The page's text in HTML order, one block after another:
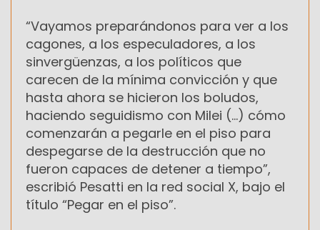
“Vayamos preparándonos para ver a los
cagones, a los especuladores, a los
sinvergüenzas, a los políticos que
carecen de la mínima convicción y que
hasta ahora se hicieron los boludos,
haciendo seguidismo con Milei (…) cómo
comenzarán a pegarle en el piso para
despegarse de la destrucción que no
fueron capaces de detener a tiempo”,
escribió Pesatti en la red social X, bajo el
título “Pegar en el piso”.